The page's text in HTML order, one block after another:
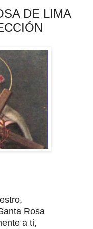
DE LIMA
Rosa
a ti,